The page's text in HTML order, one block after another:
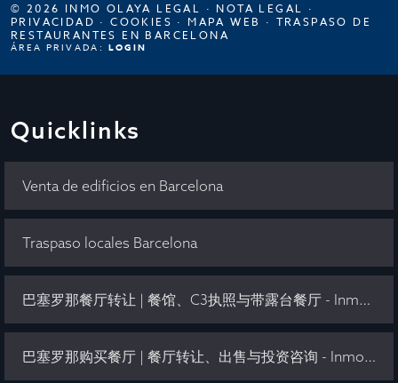
© 2026 INMO OLAYA LEGAL · NOTA LEGAL ·
PRIVACIDAD ·COOKIES · MAPA WEB · TRASPASO DE
RESTAURANTES EN BARCELONA
ÁREA PRIVADA: LOGIN
Quicklinks
Venta de edificios en Barcelona
Traspaso locales Barcelona
巴塞罗那餐厅转让 | 餐馆、C3执照与带露台餐厅 - Inmo Olaya
巴塞罗那购买餐厅 | 餐厅转让、出售与投资咨询 - Inmo Olaya